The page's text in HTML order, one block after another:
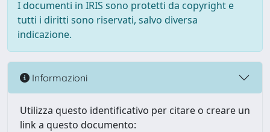
I documenti in IRIS sono protetti da copyright e
tutti i diritti sono riservati, salvo diversa
indicazione.
Informazioni
Utilizza questo identificativo per citare o creare un
link a questo documento: